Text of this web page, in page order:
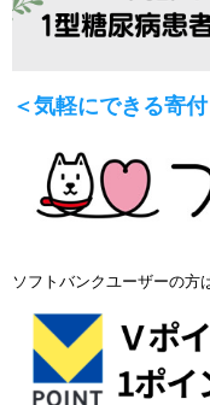
＜気軽にできる寄付
ソフトバンクユーザーの方